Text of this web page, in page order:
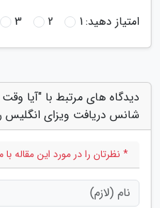
امتیاز دهید:1
2
3
دیدگاه های مرتبط با "آیا وقت
شانس دریافت ویزای انگلیس
* نظرتان را در مورد این مقاله با